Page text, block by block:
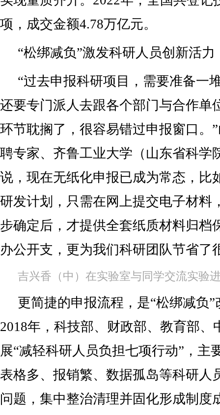
项，成交金额4.78万亿元。
“松绑减负”激发科研人员创新活力
“过去申报科研项目，需要准备一
还要专门派人去跟各个部门与合作单
环节耽搁了，很容易错过申报窗口。
聘专家、齐鲁工业大学（山东省科学
说，现在无纸化申报已成为常态，比
研发计划，只需在网上提交电子材料
步确定后，才提供全套纸质材料归档
办公开支，更为我们科研团队节省了
吉兴香（中）在实验室与同学交流实验
更简捷的申报流程，是“松绑减负
2018年，科技部、财政部、教育部、
展“减轻科研人员负担七项行动”，主
表格多、报销繁、数据孤岛等科研人
问题，集中整治清理并固化形成制度